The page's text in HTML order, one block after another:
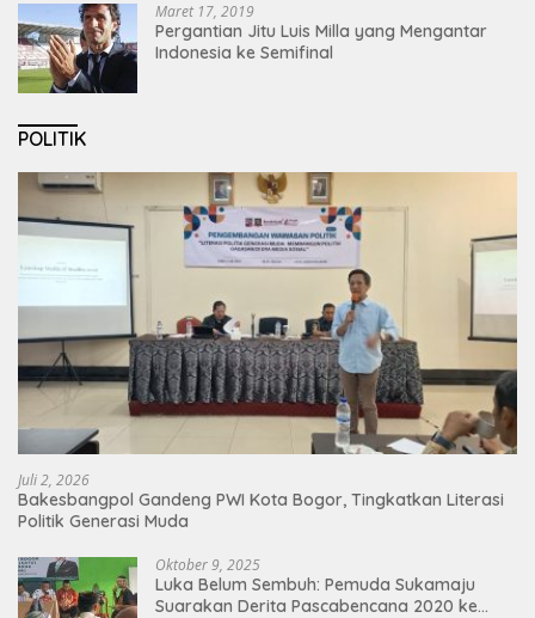
Maret 17, 2019
Pergantian Jitu Luis Milla yang Mengantar
Indonesia ke Semifinal
POLITIK
Juli 2, 2026
Bakesbangpol Gandeng PWI Kota Bogor, Tingkatkan Literasi
Politik Generasi Muda
Oktober 9, 2025
Luka Belum Sembuh: Pemuda Sukamaju
Suarakan Derita Pascabencana 2020 ke